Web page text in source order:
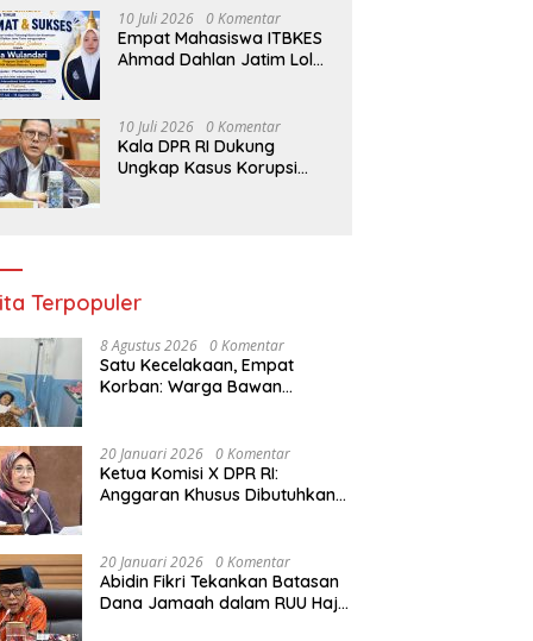
Ketahanan Pangan
Surabaya
10 Juli 2026 0 Komentar
Empat Mahasiswa ITBKES
Ahmad Dahlan Jatim Lolos
Nama Indonesia di Kancah
Global
10 Juli 2026 0 Komentar
Kala DPR RI Dukung
Ungkap Kasus Korupsi
Terpopuler
8 Agustus 2026 0 Komentar
Satu Kecelakaan, Empat
Korban: Warga Bawan
Mendapat Lampu Jalan?
20 Januari 2026 0 Komentar
Ketua Komisi X DPR RI:
Anggaran Khusus Dibutuhkan
Akibat Bencana
20 Januari 2026 0 Komentar
Abidin Fikri Tekankan Batasan
Dana Jamaah dalam RUU Haji